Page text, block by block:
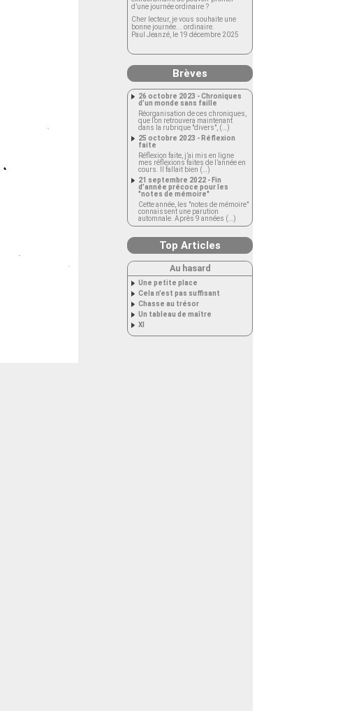
d’une journée ordinaire ?
Cher lecteur, je vous souhaite une
bonne journée... ordinaire.
Paul Jeanzé, le 19 décembre 2025
Brèves
26 octobre 2023 - Chroniques
d’un monde sans faille
Réorganisation de ces chroniques,
que l’on retrouvera maintenant
dans la rubrique "divers", (…)
25 octobre 2023 - Réflexion
faite
Réflexion faite, j’ai mis en ligne
mes réflexions faites de l’année en
cours. Il fallait bien (…)
21 septembre 2022 - Fin
d’année précoce pour les
"notes de mémoire"
Cette année, les "notes de mémoire"
connaissent une parution
automnale. Après 9 années (…)
Top Articles
Au hasard
Une petite place
Cela n’est pas suffisant
Chasse au trésor
Un tableau de maître
XI